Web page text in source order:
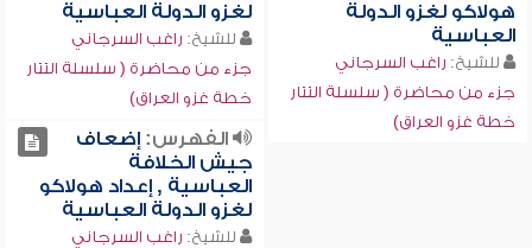
هولاكو لغزو الدولة
العباسية
للشيخ: راغب السرجاني
جزء من محاضرة ( سلسلة التتار
خطة غزو العراق)
لغزو الدولة العباسية
للشيخ: راغب السرجاني
جزء من محاضرة ( سلسلة التتار
خطة غزو العراق)
الفهرس:إضعاف
جيش الخلافة
العباسية , إعداد هولاكو
لغزو الدولة العباسية
للشيخ: راغب السرجاني